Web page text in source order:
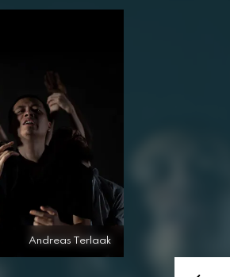
Andreas Terlaak
Andreas Terlaak